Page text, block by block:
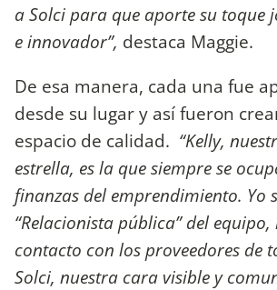
a Solci para que aporte su toque
e innovador”, destaca Maggie.
De esa manera, cada una fue
desde su lugar y así fueron
espacio de calidad. “Kelly,
estrella, es la que siempre se
finanzas del emprendimiento. Yo
“Relacionista pública” del
contacto con los proveedores de
Solci, nuestra cara visible y